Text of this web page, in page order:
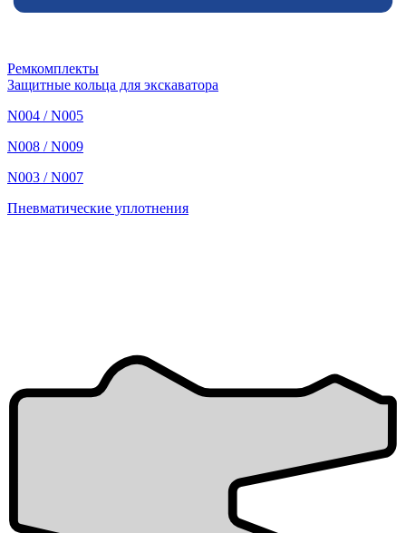
Ремкомплекты
Защитные кольца для экскаватора
N004 / N005
N008 / N009
N003 / N007
Пневматические уплотнения